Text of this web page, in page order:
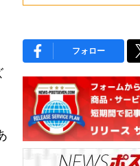
フォロー